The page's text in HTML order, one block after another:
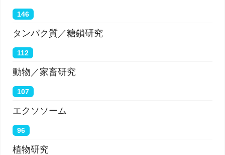
146
タンパク質／糖鎖研究
112
動物／家畜研究
107
エクソソーム
96
植物研究